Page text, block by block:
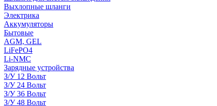
Выхлопные шланги
Электрика
Аккумуляторы
Бытовые
AGM, GEL
LiFePO4
Li-NMC
Зарядные устройства
З/У 12 Вольт
З/У 24 Вольт
З/У 36 Вольт
З/У 48 Вольт